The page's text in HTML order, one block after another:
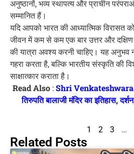
अनुष्ठानों, भव्य स्थापत्य और प्राचीन
सम्मानित हैं।
यदि आपको भारत की आध्यात्मिक विरासत
जीवन में कम से कम एक बार उत्तर और
की यात्रा अवश्य करनी चाहिए। यह अनुभव
गहरा करता है, बल्कि भारतीय संस्कृति की
साक्षात्कार कराता है।
Read Also:Shri
तिरुपति बालाजी मंदिर का इतिहास,
1 2 3 …
Related Posts